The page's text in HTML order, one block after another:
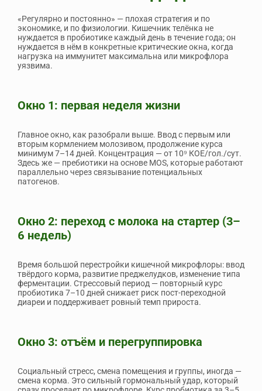
«Регулярно и постоянно» — плохая стратегия и по
экономике, и по физиологии. Кишечник телёнка не
нуждается в пробиотике каждый день в течение года; он
нуждается в нём в конкретные критические окна, когда
нагрузка на иммунитет максимальна или микрофлора
уязвима.
Окно 1: первая неделя жизни
Главное окно, как разобрали выше. Ввод с первым или
вторым кормлением молозивом, продолжение курса
минимум 7–14 дней. Концентрация — от 10⁹ КОЕ/гол./сут.
Здесь же — пребиотики на основе MOS, которые работают
параллельно через связывание потенциальных
патогенов.
Окно 2: переход с молока на стартер (3–
6 недель)
Время большой перестройки кишечной микрофлоры: ввод
твёрдого корма, развитие преджелудков, изменение типа
ферментации. Стрессовый период — повторный курс
пробиотика 7–10 дней снижает риск пост-переходной
диареи и поддерживает ровный темп прироста.
Окно 3: отъём и перегруппировка
Социальный стресс, смена помещения и группы, иногда —
смена корма. Это сильный гормональный удар, который